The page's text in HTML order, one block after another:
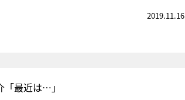
2019.11.16
「最近は…」